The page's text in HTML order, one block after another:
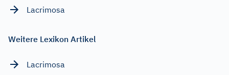
Lacrimosa
Weitere Lexikon Artikel
Lacrimosa